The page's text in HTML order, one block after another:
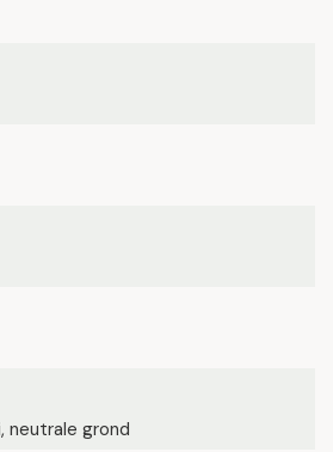
neutrale grond